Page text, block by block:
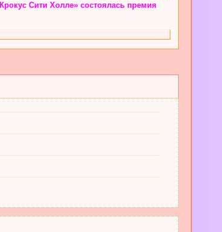
Сити Холле» состоялась премия